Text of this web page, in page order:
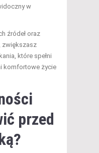
w
źródeł oraz
zwiększasz
które spełni
komfortowe życie
przed